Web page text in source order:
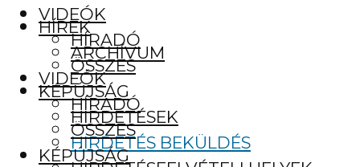
VIDEÓK
HÍRADÓ
ÖSSZES
KÉPÚJSÁG
HIRDETÉSEK
HIRDETÉS BEKÜLDÉS
HÍREK
ARCHÍVUM
VIDEÓK
HÍRADÓ
ÖSSZES
KÉPÚJSÁG